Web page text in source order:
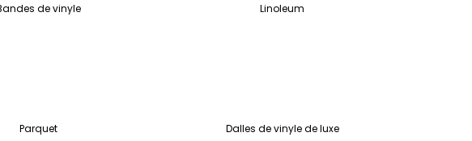
de vinyle Linoleum
Parquet Dalles de vinyle de luxe